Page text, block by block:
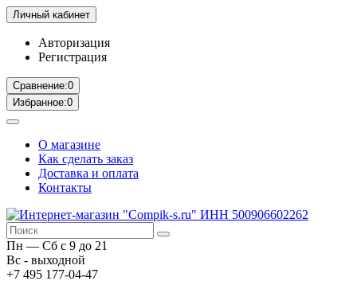
Личный кабинет
Авторизация
Регистрация
Сравнение:0
Избранное:0
О магазине
Как сделать заказ
Доставка и оплата
Контакты
Пн — Сб с 9 до 21
Вс - выходной
+7 495 177-04-47